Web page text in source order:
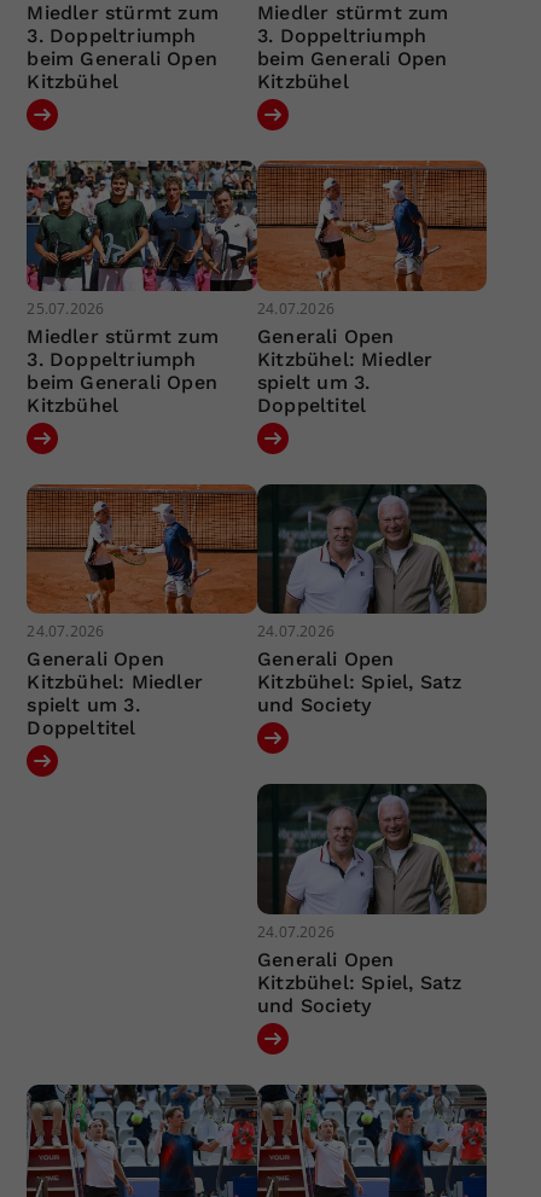
Miedler stürmt zum
3. Doppeltriumph
beim Generali Open
Kitzbühel
Miedler stürmt zum
3. Doppeltriumph
beim Generali Open
Kitzbühel
25.07.2026
Miedler stürmt zum
3. Doppeltriumph
beim Generali Open
Kitzbühel
24.07.2026
Generali Open
Kitzbühel: Miedler
spielt um 3.
Doppeltitel
24.07.2026
Generali Open
Kitzbühel: Miedler
spielt um 3.
Doppeltitel
24.07.2026
Generali Open
Kitzbühel: Spiel, Satz
und Society
24.07.2026
Generali Open
Kitzbühel: Spiel, Satz
und Society